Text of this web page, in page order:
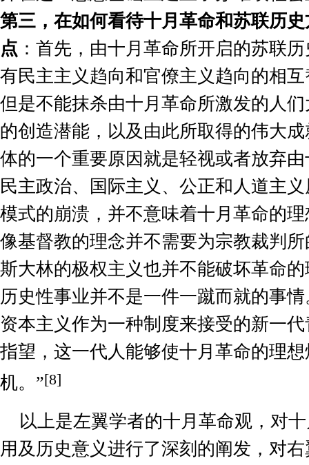
第三，在如何看待十月革命和苏联历
点 ：首先，由十月革命所开启的苏联
有民主主义趋向和官僚主义趋向的相
但是不能抹杀由十月革命所激发的人
的创造潜能，以及由此所取得的伟大
体的一个重要原因就是轻视或者放弃
民主政治、国际主义、公正和人道主
模式的崩溃，并不意味着十月革命的
像基督教的理念并不需要为宗教裁判
斯大林的极权主义也并不能破坏革命
历史性事业并不是一件一蹴而就的事
资本主义作为一种制度来接受的新一
指望，这一代人能够使十月革命的理
机。”[8]
以上是左翼学者的十月革命观，对
用及历史意义进行了深刻的阐发，对